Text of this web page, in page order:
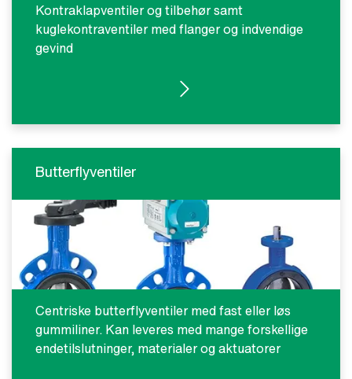
Kontraklapventiler og tilbehør samt
kuglekontraventiler med flanger og indvendige
gevind
SE PRODUKTER
Butterflyventiler
Centriske butterflyventiler med fast eller løs
gummiliner. Kan leveres med mange forskellige
endetilslutninger, materialer og aktuatorer